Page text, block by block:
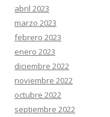
abril 2023
marzo 2023
febrero 2023
enero 2023
diciembre 2022
noviembre 2022
octubre 2022
septiembre 2022